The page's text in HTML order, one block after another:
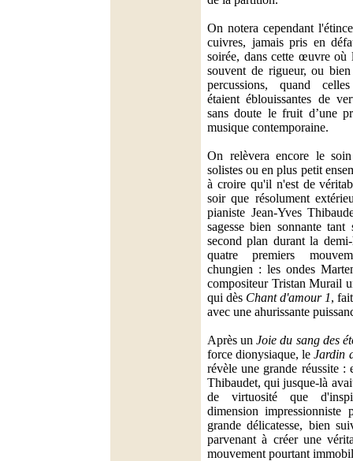
On notera cependant
cuivres, jamais pris en
soirée, dans cette œuvre où
souvent de rigueur, ou
percussions, quand
étaient éblouissantes de
sans doute le fruit d’une
musique contemporaine.
On relèvera encore le
solistes ou en plus petit
à croire qu'il n'est de
soir que résolument
pianiste Jean-Yves
sagesse bien sonnante
second plan durant la
quatre premiers
chungien : les ondes
compositeur Tristan Murail
qui dès Chant d'amour 1,
avec une ahurissante
Après unJoie du sang des
force dionysiaque, leJardin
révèle une grande réussite :
Thibaudet, qui jusque-là
de virtuosité que
dimension impressionniste
grande délicatesse, bien
parvenant à créer une
mouvement pourtant